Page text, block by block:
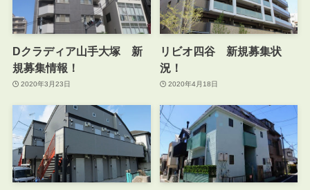
Dクラディア山手大塚 新
規募集情報！
2020年3月23日
リビオ四谷 新規募集状
況！
2020年4月18日